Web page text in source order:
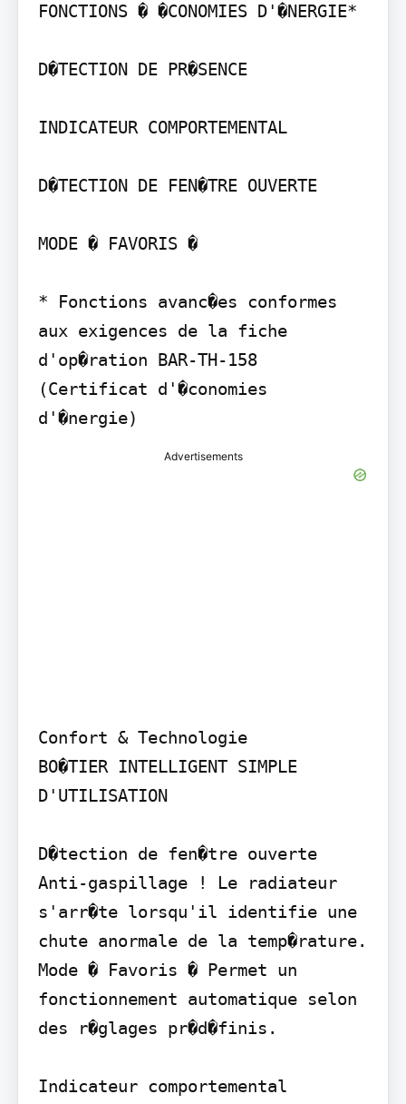
FONCTIONS � �CONOMIES D'�NERGIE*
D�TECTION DE PR�SENCE
INDICATEUR COMPORTEMENTAL
D�TECTION DE FEN�TRE OUVERTE
MODE � FAVORIS �
* Fonctions avanc�es conformes
aux exigences de la fiche
d'op�ration BAR-TH-158
(Certificat d'�conomies
d'�nergie)
Advertisements
Confort & Technologie
BO�TIER INTELLIGENT SIMPLE
D'UTILISATION
D�tection de fen�tre ouverte
Anti-gaspillage ! Le radiateur
s'arr�te lorsqu'il identifie une
chute anormale de la temp�rature.
Mode � Favoris � Permet un
fonctionnement automatique selon
des r�glages pr�d�finis.
Indicateur comportemental